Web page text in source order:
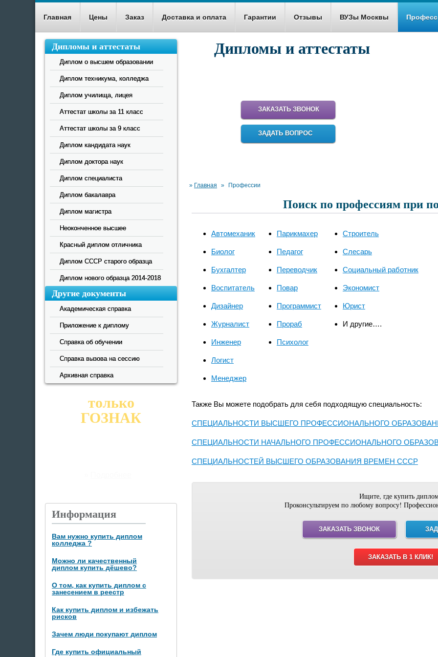
Главная Цены Заказ Доставка и оплата Гарантии Отзывы ВУЗы Москвы
Дипломы и аттестаты
ЗАКАЗАТЬ ЗВОНОК
ЗАДАТЬ ВОПРОС
» Главная » Профессии
Поиск по профессиям при
Автомеханик
Биолог
Бухгалтер
Воспитатель
Дизайнер
Журналист
Инженер
Логист
Менеджер
Парикмахер
Педагог
Переводчик
Повар
Программист
Прораб
Психолог
Строитель
Слесарь
Социальный работник
Экономист
Юрист
И другие….
Также Вы можете подобрать для себя подходящую специальность:
СПЕЦИАЛЬНОСТИ ВЫСШЕГО ПРОФЕССИОНАЛЬНОГО
СПЕЦИАЛЬНОСТИ НАЧАЛЬНОГО ПРОФЕССИОНАЛЬНОГО
СПЕЦИАЛЬНОСТЕЙ ВЫСШЕГО ОБРАЗОВАНИЯ ВРЕМЕН СССР
Ищите, где купить
Проконсультируем по любому вопросу!
ЗАКАЗАТЬ ЗВОНОК
ЗАКАЗАТЬ В 1 КЛИК!
Дипломы и аттестаты
Диплом о высшем образовании
Диплом техникума, колледжа
Диплом училища, лицея
Аттестат школы за 11 класс
Аттестат школы за 9 класс
Диплом кандидата наук
Диплом доктора наук
Диплом специалиста
Диплом бакалавра
Диплом магистра
Неоконченное высшее
Красный диплом отличника
Диплом СССР старого образца
Диплом нового образца 2014-2018
Другие документы
Академическая справка
Приложение к диплому
Справка об обучении
Справка вызова на сессию
Архивная справка
только
ГОЗНАК
Информация
Вам нужно купить диплом
колледжа ?
Можно ли качественный
диплом купить дёшево?
О том, как купить диплом с
занесением в реестр
Как купить диплом и избежать
рисков
Зачем люди покупают диплом
Где купить официальный